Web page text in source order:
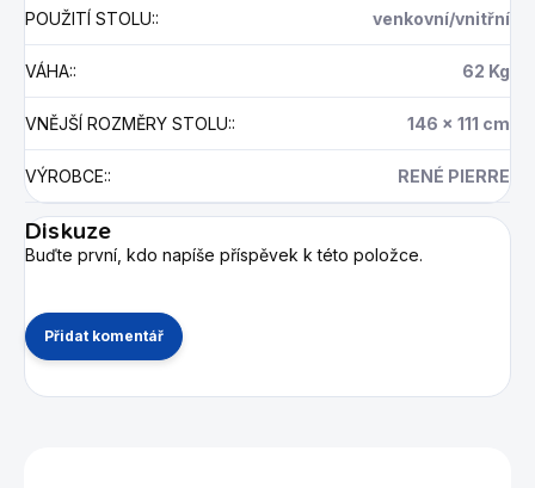
POUŽITÍ STOLU:: venkovní/vnitřní
VÁHA:: 62 Kg
VNĚJŠÍ ROZMĚRY STOLU:: 146 x 111 cm
VÝROBCE:: RENÉ PIERRE
Diskuze
Buďte první, kdo napíše příspěvek k této položce.
Přidat komentář